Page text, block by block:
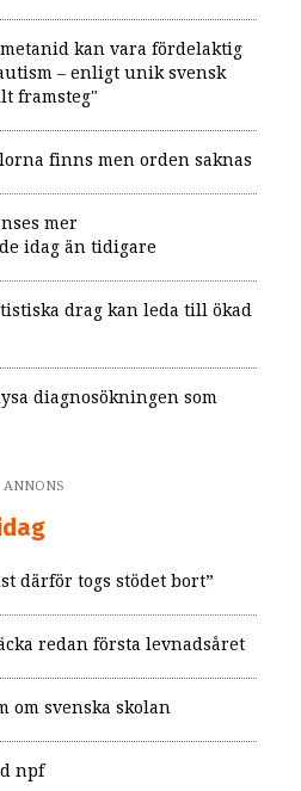
kan vara fördelaktig
– enligt unik svensk
framsteg"
finns men orden saknas
mer
idag än tidigare
drag kan leda till ökad
diagnosökningen som
ANNONS
därför togs stödet bort”
redan första levnadsåret
om svenska skolan
npf